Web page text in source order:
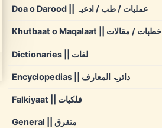
Doa o Darood || عملیات / طب / ادعیہ
Khutbaat o Maqalaat || خطبات / مقالات
Dictionaries || لغات
Encyclopedias || دائرۃ المعارف
Falkiyaat || فلکیات
General || متفرق